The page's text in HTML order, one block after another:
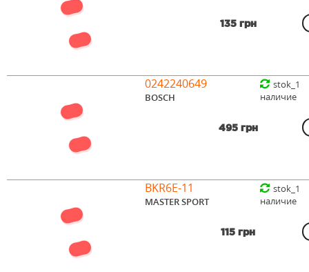
135 грн
0242240649
BOSCH
495 грн
stok_1
наличие
BKR6E-11
MASTER SPORT
115 грн
stok_1
наличие